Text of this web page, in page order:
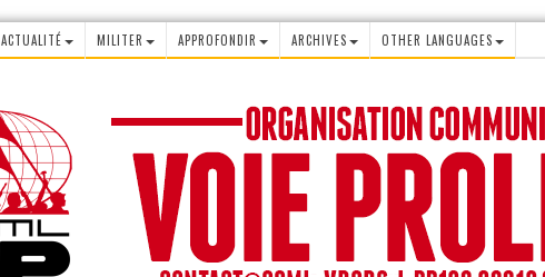
ACTUALITÉ MILITER APPROFONDIR ARCHIVES OTHER LANGUAGES